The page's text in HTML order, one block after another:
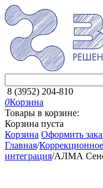
8 (3952) 204-810
0Корзина
Товары в корзине:
Корзина пуста
Корзина Оформить
Главная/
интеграция/АЛМА